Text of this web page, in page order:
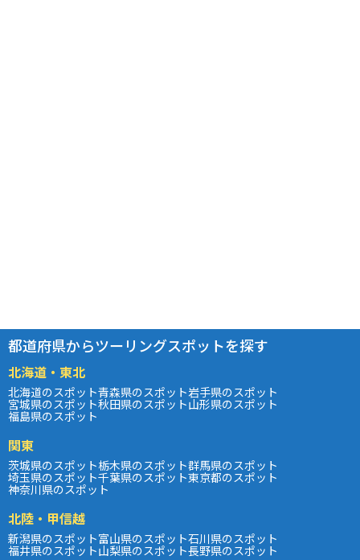
都道府県からツーリングスポットを探す
北海道・東北
北海道のスポット青森県のスポット岩手県のスポット
宮城県のスポット秋田県のスポット山形県のスポット
福島県のスポット
関東
茨城県のスポット栃木県のスポット群馬県のスポット
埼玉県のスポット千葉県のスポット東京都のスポット
神奈川県のスポット
北陸・甲信越
新潟県のスポット富山県のスポット石川県のスポット
福井県のスポット山梨県のスポット長野県のスポット